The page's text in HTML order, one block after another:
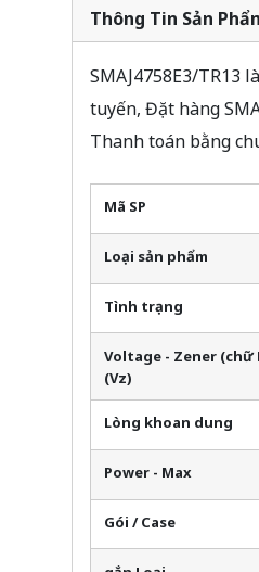
Thông Tin Sản
SMAJ4758E3/TR13
tuyến, Đặt hàng
Thanh toán bằng
Mã SP
Loại sản phẩm
Tình trạng
Voltage - Zener (chữ
(Vz)
Lòng khoan dung
Power - Max
Gói / Case